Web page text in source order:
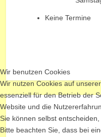
Keine Termine
Wir benutzen Cookies
Wir nutzen Cookies auf
essenziell für den Betrieb der
Website und die
Sie können selbst
Bitte beachten Sie, dass bei